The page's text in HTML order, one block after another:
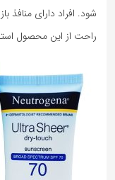
شود. افراد دارای منافذ
راحت از این محصول